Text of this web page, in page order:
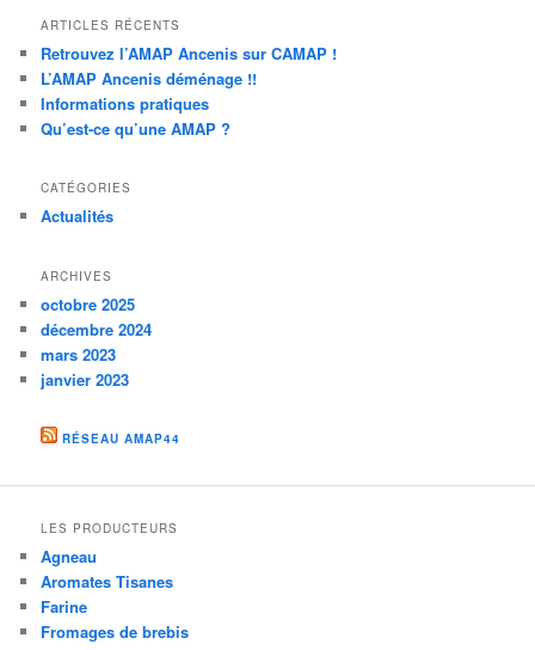
ARTICLES RÉCENTS
Retrouvez l’AMAP Ancenis sur CAMAP !
L’AMAP Ancenis déménage !!
Informations pratiques
Qu’est-ce qu’une AMAP ?
CATÉGORIES
Actualités
ARCHIVES
octobre 2025
décembre 2024
mars 2023
janvier 2023
RÉSEAU AMAP44
LES PRODUCTEURS
Agneau
Aromates Tisanes
Farine
Fromages de brebis